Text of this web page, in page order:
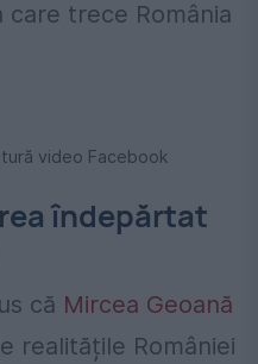
trece România
video Facebook
îndepărtat
că Mircea Geoană
realitățile României